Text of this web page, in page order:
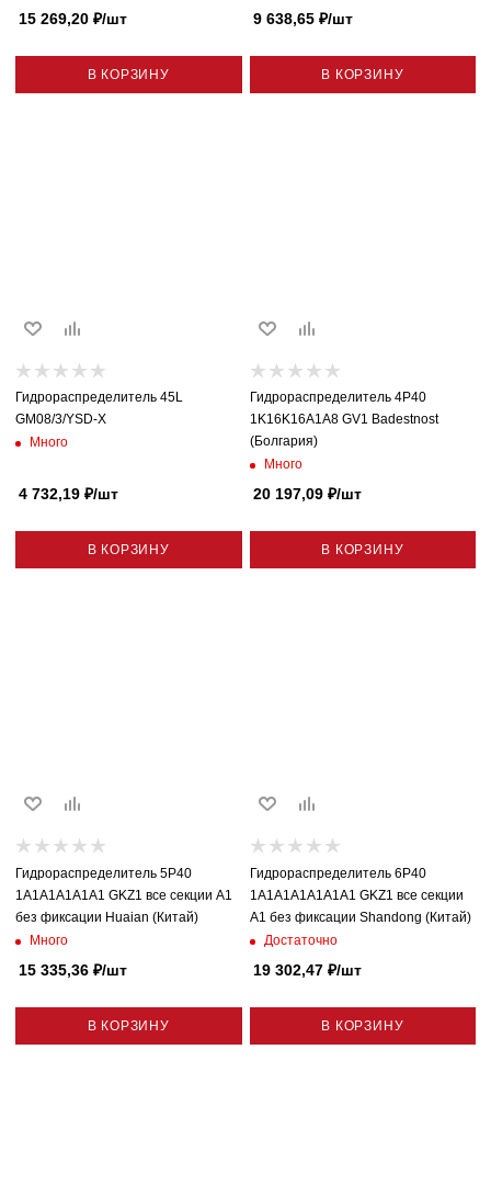
15 269,20 ₽/шт
В КОРЗИНУ
9 638,65₽/шт
В КОРЗИНУ
Гидрораспределитель 45L
GM08/3/YSD-X
Много
4 732,19 ₽/шт
В КОРЗИНУ
Гидрораспределитель 4P40
1K16K16A1A8 GV1 Badestnost
(Болгария)
Много
20 197,09₽/шт
В КОРЗИНУ
Гидрораспределитель 5P40
1A1A1A1A1A1 GKZ1 все секции A1
без фиксации Huaian (Китай)
Много
15 335,36 ₽/шт
В КОРЗИНУ
Гидрораспределитель 6P40
1A1A1A1A1A1A1 GKZ1 все секции
A1 без фиксации Shandong (Китай)
Достаточно
19 302,47₽/шт
В КОРЗИНУ